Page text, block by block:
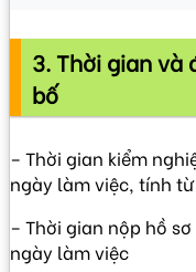
3. Thời gian và
bố
– Thời gian kiểm
ngày làm việc, tính
– Thời gian nộp hồ
ngày làm việc